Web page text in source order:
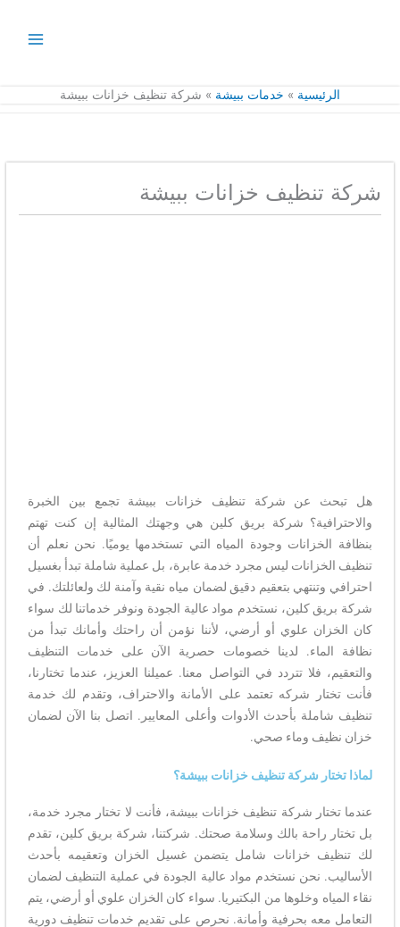
الرئيسية خدمات ببيشة شركة تنظيف خزانات ببيشة
شركة تنظيف خزانات ببيشة
هل تبحث عن شركة تنظيف خزانات ببيشة تجمع بين الخبرة
والاحترافية؟ شركة بريق كلين هي وجهتك المثالية إن كنت تهتم
بنظافة الخزانات وجودة المياه التي تستخدمها يوميًا. نحن نعلم أن
تنظيف الخزانات ليس مجرد خدمة عابرة، بل عملية شاملة تبدأ بغسيل
احترافي وتنتهي بتعقيم دقيق لضمان مياه نقية وآمنة لك ولعائلتك. في
شركة بريق كلين، نستخدم مواد عالية الجودة ونوفر خدماتنا لك سواء
كان الخزان علوي أو أرضي، لأننا نؤمن أن راحتك وأمانك تبدأ من
نظافة الماء. لدينا خصومات حصرية الآن على خدمات التنظيف
والتعقيم، فلا تتردد في التواصل معنا. عميلنا العزيز، عندما تختارنا،
فأنت تختار شركه تعتمد على الأمانة والاحتراف، وتقدم لك خدمة
تنظيف شاملة بأحدث الأدوات وأعلى المعايير. اتصل بنا الآن لضمان
خزان نظيف وماء صحي.
لماذا تختار شركة تنظيف خزانات ببيشة؟
عندما تختار شركة تنظيف خزانات ببيشة، فأنت لا تختار مجرد خدمة،
بل تختار راحة بالك وسلامة صحتك. شركتنا، شركة بريق كلين، تقدم
لك تنظيف خزانات شامل يتضمن غسيل الخزان وتعقيمه بأحدث
الأساليب. نحن نستخدم مواد عالية الجودة في عملية التنظيف لضمان
نقاء المياه وخلوها من البكتيريا. سواء كان الخزان علوي أو أرضي، يتم
التعامل معه بحرفية وأمانة. نحرص على تقديم خدمات تنظيف دورية